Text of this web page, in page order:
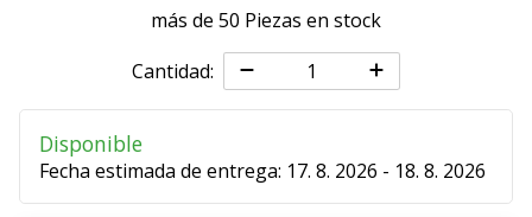
•
2 min. de lectura
¡Conviértete
en
más de 50 Piezas en stock
Cantidad:
Disponible
Fecha estimada de entrega: 17. 8. 2026 - 18. 8. 2026